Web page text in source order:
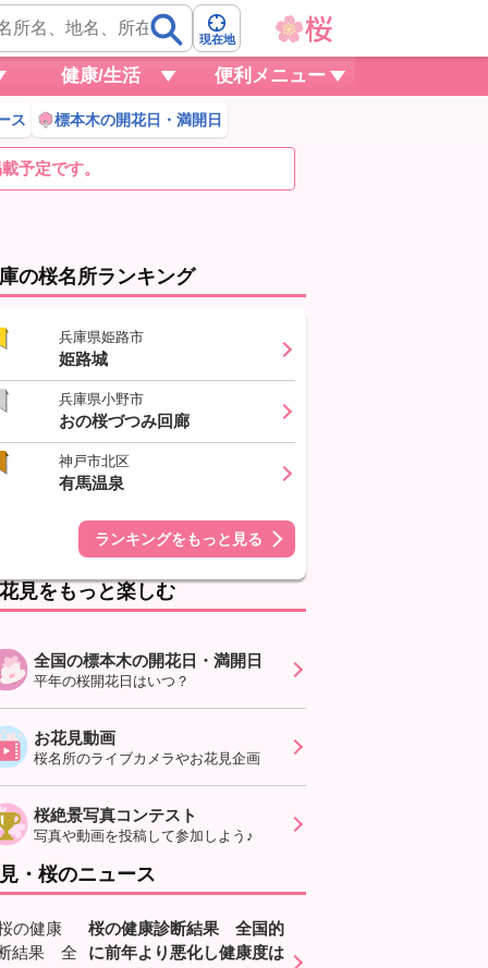
現在地
健康/生活 便利メニュー
ス 標本木の開花日・満開日
予定です。
の桜名所ランキング
兵庫県姫路市
姫路城
兵庫県小野市
おの桜づつみ回廊
神戸市北区
有馬温泉
ランキングをもっと見る
見をもっと楽しむ
全国の標本木の開花日・満開日
平年の桜開花日はいつ？
お花見動画
桜名所のライブカメラやお花見企画
桜絶景写真コンテスト
写真や動画を投稿して参加しよう♪
・桜のニュース
桜の健康診断結果 全国的
に前年より悪化し健康度は